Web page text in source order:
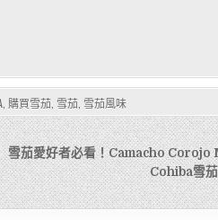
, 購買雪茄, 雪茄, 雪茄風味
雪茄愛好者必看！Camacho Corojo
Cohiba雪